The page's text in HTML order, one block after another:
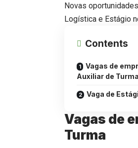
Novas
Logística e Estágio
Contents
Vagas de
Auxiliar de Turma
Vaga de
Vagas de
Turma